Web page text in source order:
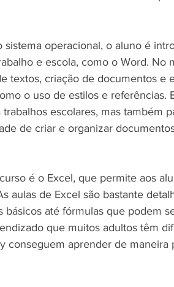
operacional, o aluno é
e escola, como o Word. No
textos, criação de documentos e
o uso de estilos e referências.
escolares, mas também
de criar e organizar
é o Excel, que permite aos
aulas de Excel são bastante
básicos até fórmulas que podem
que muitos adultos têm
conseguem aprender de